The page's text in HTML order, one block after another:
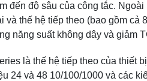
đến độ sâu của công tắc.
thế hệ tiếp theo (bao gồm cả
năng suất không dây và giảm
là thế hệ tiếp theo của thiết
24 và 48 10/100/1000 và các